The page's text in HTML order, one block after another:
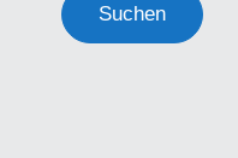
Suchen